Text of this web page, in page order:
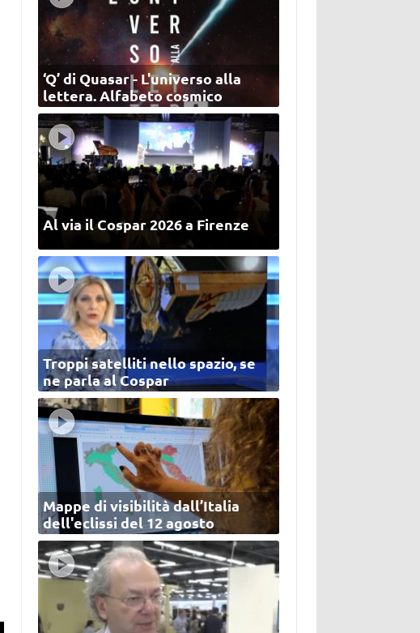
‘Q’ di Quasar - L'universo alla
lettera. Alfabeto cosmico
Al via il Cospar 2026 a Firenze
Troppi satelliti nello spazio, se
ne parla al Cospar
Mappe di visibilità dall’Italia
dell'eclissi del 12 agosto